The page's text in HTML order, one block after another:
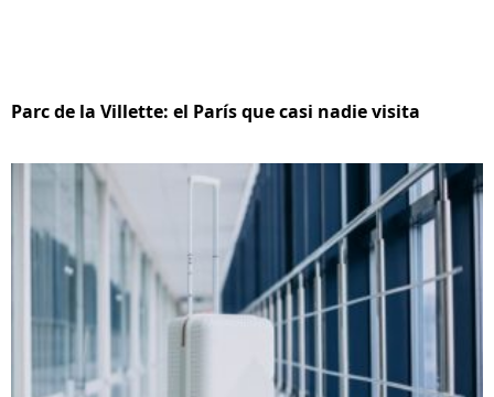
Parc de la Villette: el París que casi nadie visita